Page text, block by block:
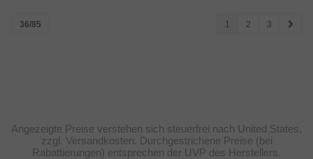
36/85 1 2 3
Angezeigte Preise verstehen sich steuerfrei nach United States,
zzgl. Versandkosten. Durchgestrichene Preise (bei
Rabattierungen) entsprechen der UVP des Herstellers.